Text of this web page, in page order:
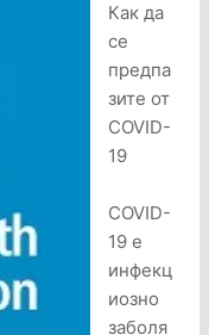
Как да
се
предпа
зите от
COVID-
19
COVID-
19 е
инфекц
иозно
заболя